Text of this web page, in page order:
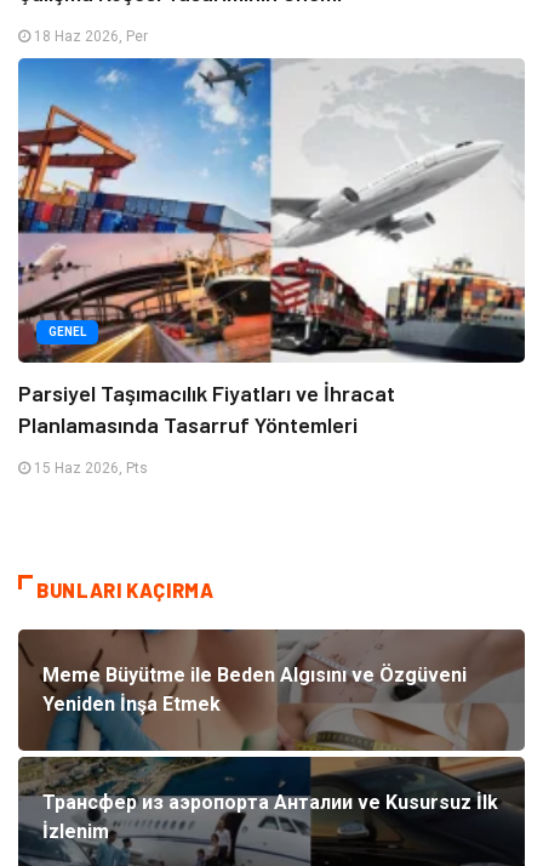
18 Haz 2026, Per
GENEL
Parsiyel Taşımacılık Fiyatları ve İhracat
Planlamasında Tasarruf Yöntemleri
15 Haz 2026, Pts
BUNLARI KAÇIRMA
Meme Büyütme ile Beden Algısını ve Özgüveni
Yeniden İnşa Etmek
Трансфер из аэропорта Анталии ve Kusursuz İlk
İzlenim